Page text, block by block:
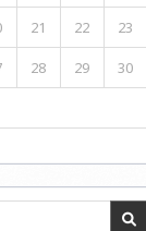
21 22 23
28 29 30